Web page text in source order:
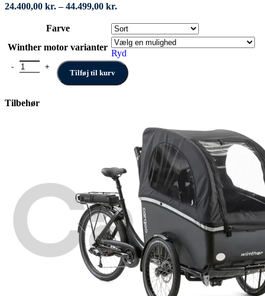
24.400,00 kr. – 44.499,00 kr.
til
44.499,00 kr.
Farve
Winther motor varianter
Ryd
Winther Cargoo antal
Tilføj til kurv
Tilbehør